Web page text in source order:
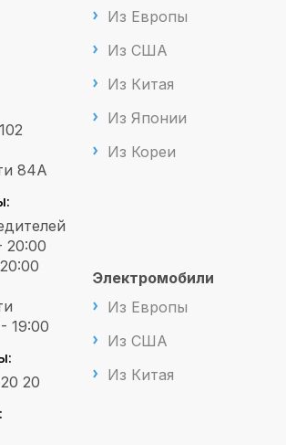
84А
20:00
19:00
20
Из Европы
Из США
Из Китая
Из Японии
Из Кореи
Электромобили
Из Европы
Из США
Из Китая